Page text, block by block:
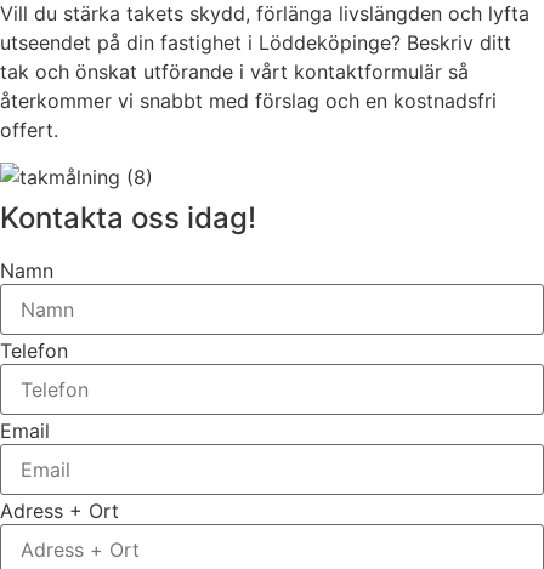
Vill du stärka takets skydd, förlänga livslängden och lyfta
utseendet på din fastighet i Löddeköpinge? Beskriv ditt
tak och önskat utförande i vårt kontaktformulär så
återkommer vi snabbt med förslag och en kostnadsfri
offert.
Kontakta oss idag!
Namn
Telefon
Email
Adress + Ort